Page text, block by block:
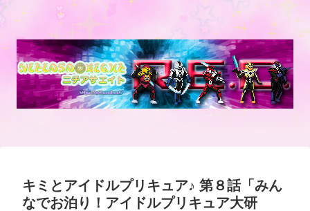
キミとアイドルプリキュア♪ 第８話「みん
なでお泊り！アイドルプリキュア大研